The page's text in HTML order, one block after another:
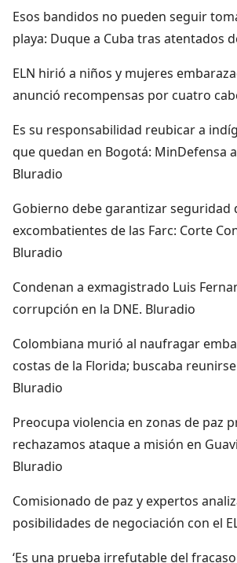
Esos bandidos no pueden seguir
playa: Duque a Cuba tras atentados
ELN hirió a niños y mujeres
anunció recompensas por cuatro
Es su responsabilidad reubicar a
que quedan en Bogotá: MinDefensa
Bluradio
Gobierno debe garantizar seguridad
excombatientes de las Farc: Corte
Bluradio
Condenan a exmagistrado Luis
corrupción en la DNE. Bluradio
Colombiana murió al naufragar
costas de la Florida; buscaba
Bluradio
Preocupa violencia en zonas de paz
rechazamos ataque a misión en
Bluradio
Comisionado de paz y expertos
posibilidades de negociación con el
‘Es una prueba irrefutable del